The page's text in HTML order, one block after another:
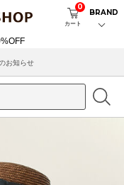
カート
0
BRAND
お知らせ
ついて